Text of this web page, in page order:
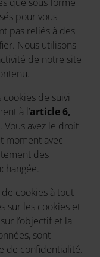
pour vous
pas reliés à des
Nous utilisons
de notre site
de suivi
à l’article 6,
. Vous avez le droit
moment avec
des
cookies à tout
sur les cookies et
l’objectif et la
sont
de confidentialité.